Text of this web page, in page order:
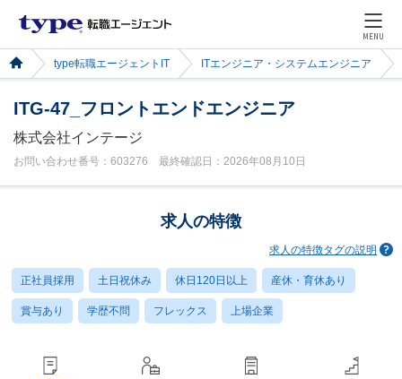
MENU
type転職エージェントIT ITエンジニア・システムエンジニア
ITG-47_フロントエンドエンジニア
株式会社インテージ
お問い合わせ番号：603276 最終確認日：2026年08月10日
求人の特徴
求人の特徴タグの説明
正社員採用 土日祝休み 休日120日以上 産休・育休あり
賞与あり 学歴不問 フレックス 上場企業